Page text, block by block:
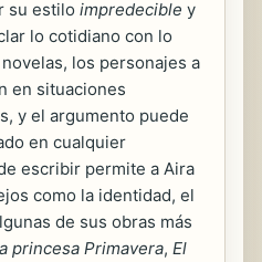
su estilo impredecible y
lo cotidiano con lo
los personajes a
en situaciones
y el argumento puede
en cualquier
escribir permite a Aira
como la identidad, el
de sus obras más
princesa Primavera, El